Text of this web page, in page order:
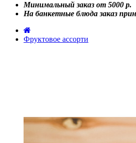
Минимальный заказ от 5000 р.
На банкетные блюда заказ
Фруктовое ассорти